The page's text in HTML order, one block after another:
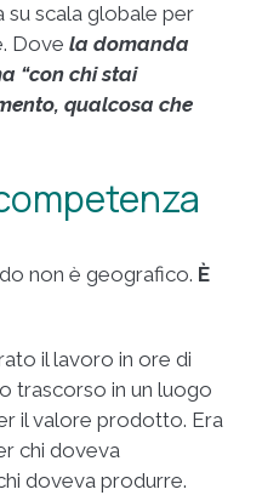
scala globale per
Dove la domanda
“con chi stai
qualcosa che
non è geografico. È
il lavoro in ore di
trascorso in un luogo
il valore prodotto. Era
chi doveva
doveva produrre.